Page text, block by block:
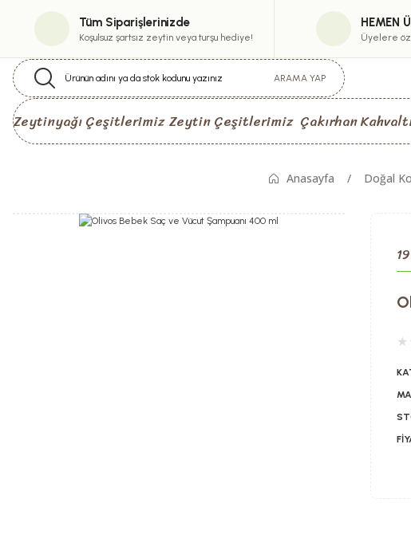
Tüm Siparişlerinizde
Koşulsuz şartsız zeytin veya turşu hediye!
HEMEN
Üyelere
ARAMA YAP
Zeytinyağı Çeşitlerimiz Zeytin Çeşitlerimiz Çakırhan
Anasayfa Doğal